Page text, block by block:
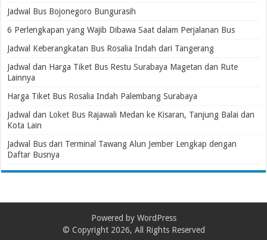
Jadwal Bus Bojonegoro Bungurasih
6 Perlengkapan yang Wajib Dibawa Saat dalam Perjalanan Bus
Jadwal Keberangkatan Bus Rosalia Indah dari Tangerang
Jadwal dan Harga Tiket Bus Restu Surabaya Magetan dan Rute
Lainnya
Harga Tiket Bus Rosalia Indah Palembang Surabaya
Jadwal dan Loket Bus Rajawali Medan ke Kisaran, Tanjung Balai dan
Kota Lain
Jadwal Bus dari Terminal Tawang Alun Jember Lengkap dengan
Daftar Busnya
Powered by WordPress
© Copyright 2026, All Rights Reserved